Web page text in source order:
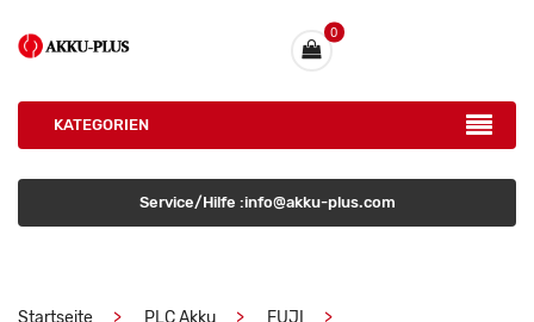
0
KATEGORIEN
Service/Hilfe :info@akku-plus.com
Startseite PLC Akku
FUJI